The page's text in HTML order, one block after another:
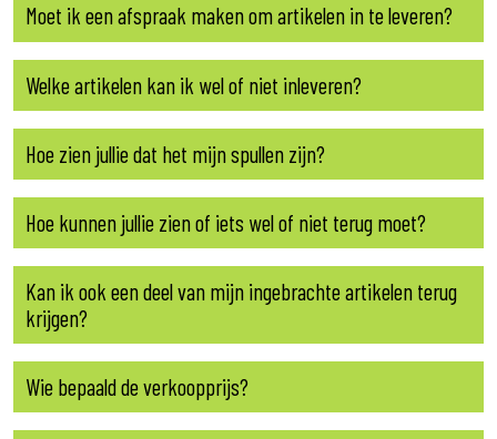
Moet ik een afspraak maken om artikelen in te leveren?
Welke artikelen kan ik wel of niet inleveren?
Hoe zien jullie dat het mijn spullen zijn?
Hoe kunnen jullie zien of iets wel of niet terug moet?
Kan ik ook een deel van mijn ingebrachte artikelen terug
krijgen?
Wie bepaald de verkoopprijs?